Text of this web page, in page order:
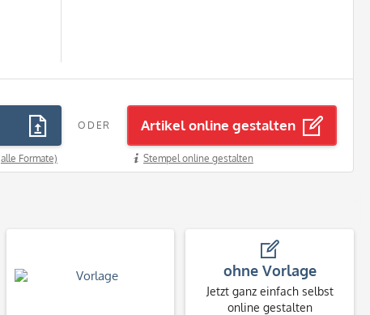
Formate)
ODER Artikel online gestalten
Stempel online gestalten
ohne Vorlage
Jetzt ganz einfach selbst
online gestalten